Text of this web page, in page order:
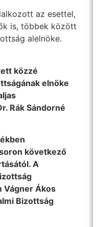
az esettel,
is, többek között
alelnöke.
közzé
elnöke
Rák Sándorné
következő
A
Vágner Ákos
Bizottság